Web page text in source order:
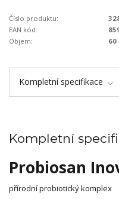
Číslo produktu:
EAN kód:
Objem:
Kompletní specifikace
Kompletní
Probiosan
přírodní probiotický komplex